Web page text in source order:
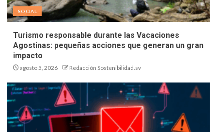
SOCIAL
Turismo responsable durante las Vacaciones
Agostinas: pequeñas acciones que generan un gran
impacto
agosto 5, 2026 Redacción Sostenibilidad.sv